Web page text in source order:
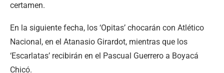
certamen.
En la siguiente fecha, los ‘Opitas’ chocarán con Atlético
Nacional, en el Atanasio Girardot, mientras que los
‘Escarlatas’ recibirán en el Pascual Guerrero a Boyacá
Chicó.